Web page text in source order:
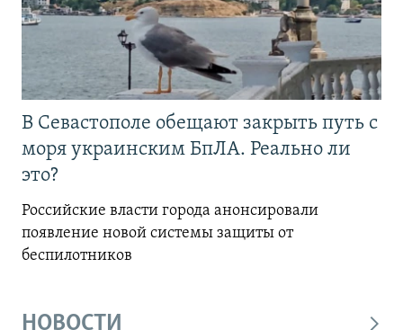
В Севастополе обещают закрыть путь с
моря украинским БпЛА. Реально ли
это?
Российские власти города анонсировали
появление новой системы защиты от
беспилотников
НОВОСТИ